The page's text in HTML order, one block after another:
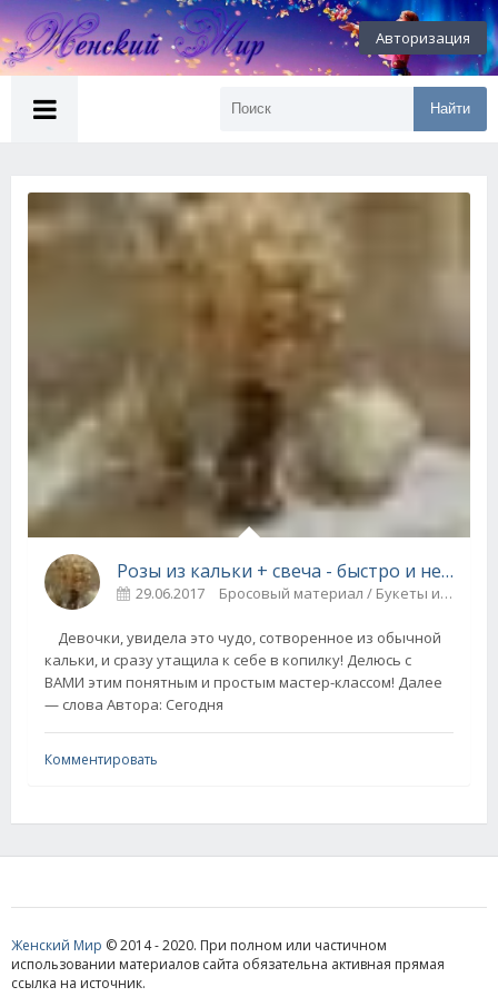
Авторизация
Найти
Розы из кальки + свеча - быстро и не сложно! (мастер-класс)
29.06.2017 Бросовый материал / Букеты и цветы
Девочки, увидела это чудо, сотворенное из обычной
кальки, и сразу утащила к себе в копилку! Делюсь с
ВАМИ этим понятным и простым мастер-классом! Далее
— слова Автора: Сегодня
Комментировать
Женский Мир © 2014 - 2020. При полном или частичном
использовании материалов сайта обязательна активная прямая
ссылка на источник.